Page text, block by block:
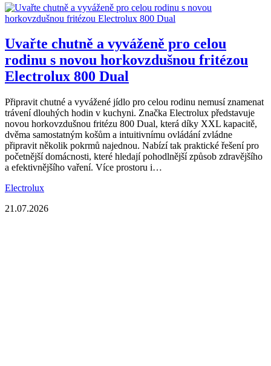
Uvařte chutně a vyváženě pro celou
rodinu s novou horkovzdušnou fritézou
Electrolux 800 Dual
Připravit chutné a vyvážené jídlo pro celou rodinu nemusí znamenat
trávení dlouhých hodin v kuchyni. Značka Electrolux představuje
novou horkovzdušnou fritézu 800 Dual, která díky XXL kapacitě,
dvěma samostatným košům a intuitivnímu ovládání zvládne
připravit několik pokrmů najednou. Nabízí tak praktické řešení pro
početnější domácnosti, které hledají pohodlnější způsob zdravějšího
a efektivnějšího vaření. Více prostoru i…
Electrolux
21.07.2026